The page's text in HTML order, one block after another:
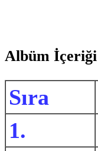
Albüm İçeriği
Sıra
1.